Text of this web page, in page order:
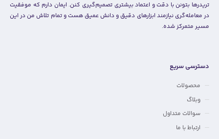
تریدرها بتونن با دقت و اعتماد بیشتری تصمیم‌گیری کنن. ایمان دارم که موفقیت
در معامله‌گری نیازمند ابزارهای دقیق و دانش عمیق هست و تمام تلاش من در این
مسیر متمرکز شده.
دسترسی سریع
محصولات
وبلاگ
سوالات متداول
ارتباط با ما